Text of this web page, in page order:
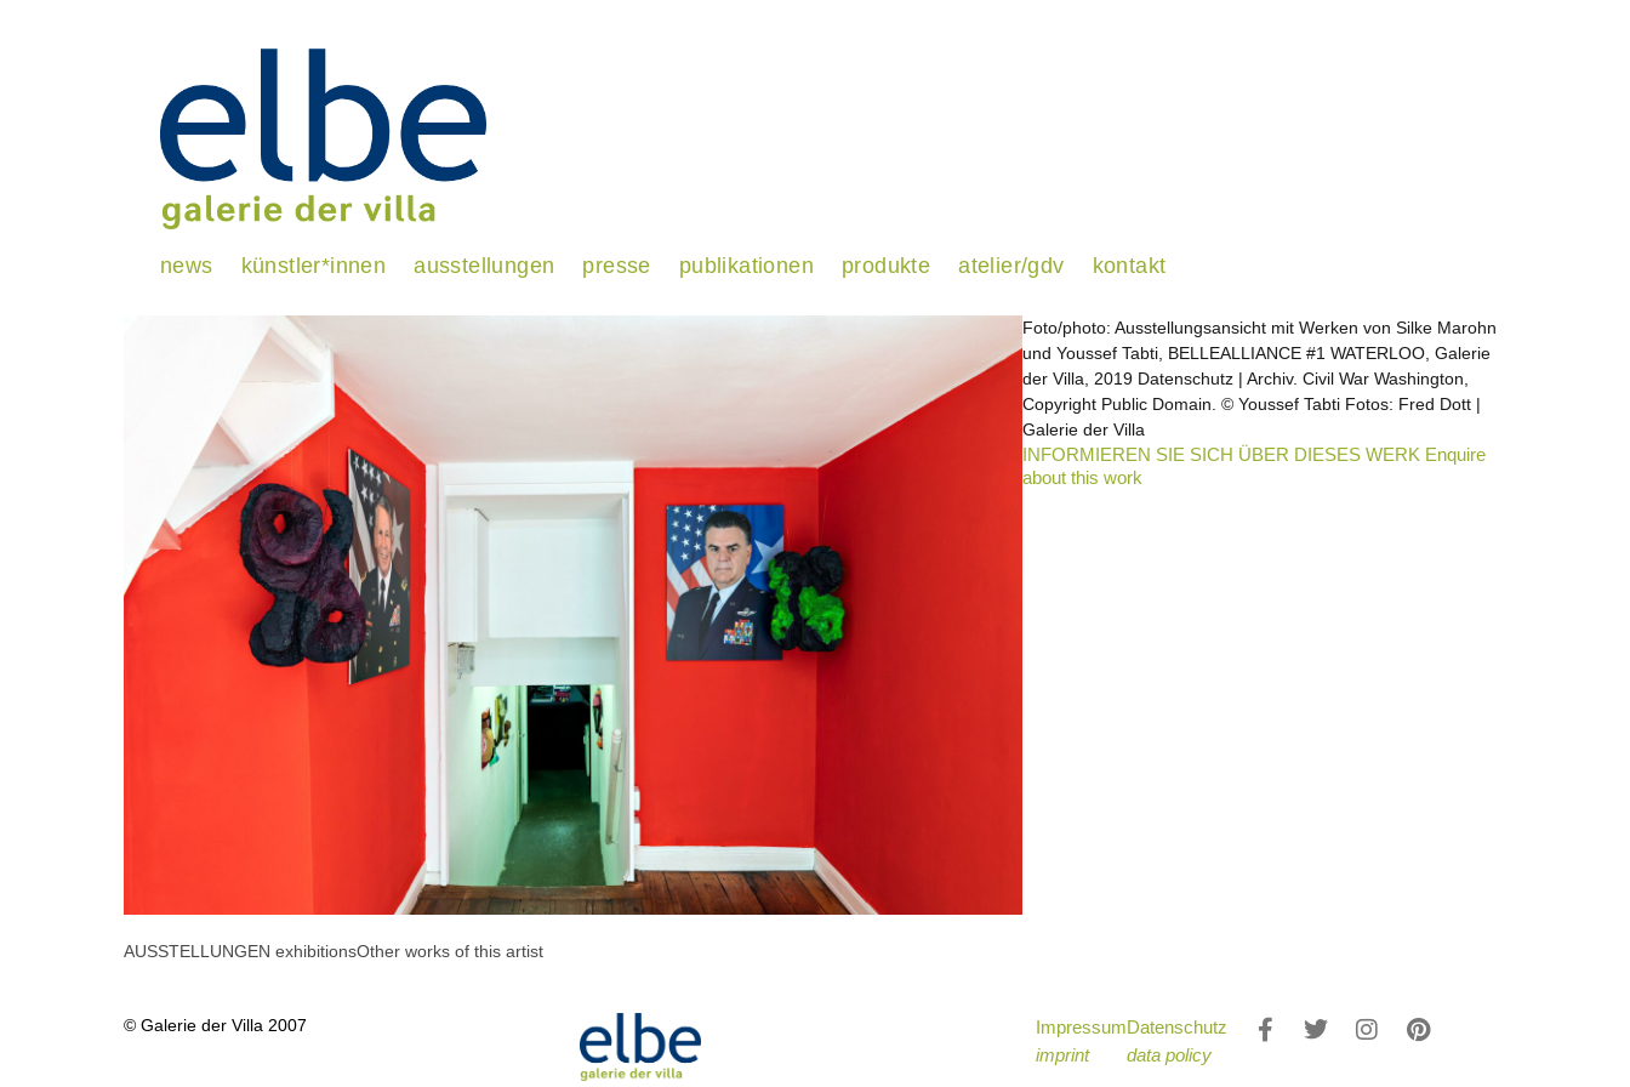
news künstler*innen ausstellungen presse publikationen produkte atelier/gdv kontakt
Foto/photo: Ausstellungsansicht mit Werken von Silke Marohn
und Youssef Tabti, BELLEALLIANCE #1 WATERLOO, Galerie
der Villa, 2019 Datenschutz | Archiv. Civil War Washington,
Copyright Public Domain. © Youssef Tabti Fotos: Fred Dott |
Galerie der Villa
INFORMIEREN SIE SICH ÜBER DIESES WERK Enquire
about this work
AUSSTELLUNGEN exhibitionsOther works of this artist
© Galerie der Villa 2007
Impressum
imprint
Datenschutz
data policy